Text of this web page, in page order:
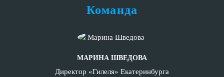
Команда
МАРИНА ШВЕДОВА
Директор «Гилеля» Екатеринбурга